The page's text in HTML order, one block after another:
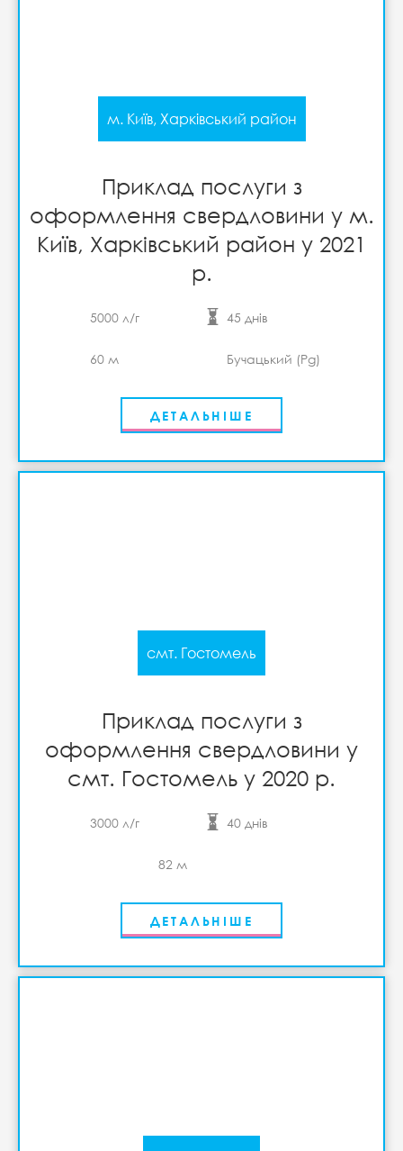
м. Київ, Харківський район
Приклад послуги з
оформлення свердловини у м.
Київ, Харківський район у 2021
р.
5000 л/г 45 днів
60 м Бучацький (Pg)
ДЕТАЛЬНІШЕ
смт. Гостомель
Приклад послуги з
оформлення свердловини у
смт. Гостомель у 2020 р.
3000 л/г 40 днів
82 м
ДЕТАЛЬНІШЕ